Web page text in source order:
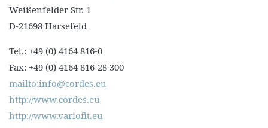
Weißenfelder Str. 1
D-21698 Harsefeld
Tel.: +49 (0) 4164 816-0
Fax: +49 (0) 4164 816-28 300
mailto:info@cordes.eu
http://www.cordes.eu
http://www.variofit.eu